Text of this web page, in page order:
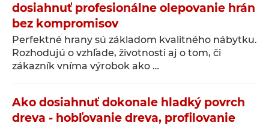
dosiahnuť profesionálne olepovanie hrán
bez kompromisov
Perfektné hrany sú základom kvalitného nábytku.
Rozhodujú o vzhľade, životnosti aj o tom, či
zákazník vníma výrobok ako …
Ako dosiahnuť dokonale hladký povrch
dreva - hobľovanie dreva, profilovanie